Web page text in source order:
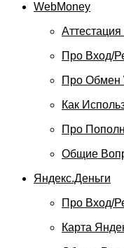
WebMoney
Про Вход/
Про Обмен
Как
Про
Общие
Яндекс.Деньги
Про Вход/
Карта